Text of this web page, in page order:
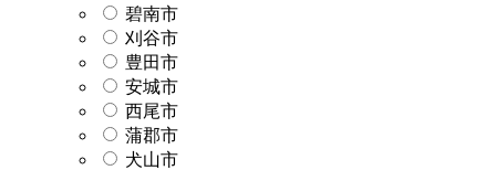
碧南市
刈谷市
豊田市
安城市
西尾市
蒲郡市
犬山市